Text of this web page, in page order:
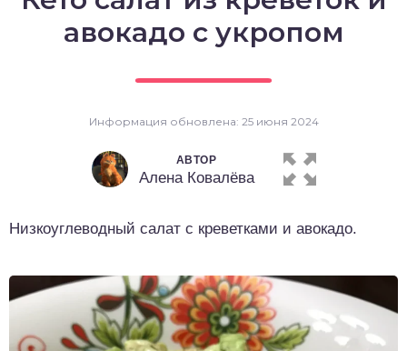
авокадо с укропом
Информация обновлена: 25 июня 2024
АВТОР
Алена Ковалёва
Низкоуглеводный салат с креветками и авокадо.
выпечка